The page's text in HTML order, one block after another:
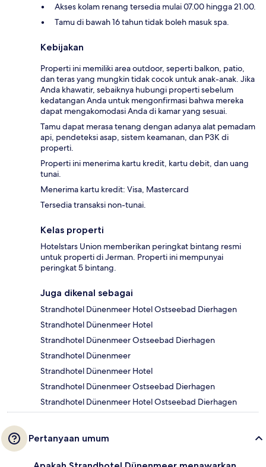
Akses kolam renang tersedia mulai 07.00 hingga 21.00.
Tamu di bawah 16 tahun tidak boleh masuk spa.
Kebijakan
Properti ini memiliki area outdoor, seperti balkon, patio,
dan teras yang mungkin tidak cocok untuk anak-anak. Jika
Anda khawatir, sebaiknya hubungi properti sebelum
kedatangan Anda untuk mengonfirmasi bahwa mereka
dapat mengakomodasi Anda di kamar yang sesuai.
Tamu dapat merasa tenang dengan adanya alat pemadam
api, pendeteksi asap, sistem keamanan, dan P3K di
properti.
Properti ini menerima kartu kredit, kartu debit, dan uang
tunai.
Menerima kartu kredit: Visa, Mastercard
Tersedia transaksi non-tunai.
Kelas properti
Hotelstars Union memberikan peringkat bintang resmi
untuk properti di Jerman. Properti ini mempunyai
peringkat 5 bintang.
Juga dikenal sebagai
Strandhotel Dünenmeer Hotel Ostseebad Dierhagen
Strandhotel Dünenmeer Hotel
Strandhotel Dünenmeer Ostseebad Dierhagen
Strandhotel Dünenmeer
Strandhotel Dünenmeer Hotel
Strandhotel Dünenmeer Ostseebad Dierhagen
Strandhotel Dünenmeer Hotel Ostseebad Dierhagen
Pertanyaan umum